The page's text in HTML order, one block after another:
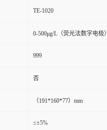
TE-1020
0-500μg/L（荧光法数字电极）
999
否
（191*160*77）mm
≤±5%